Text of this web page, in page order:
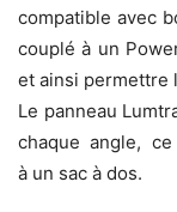
compatible avec
couplé à un
et ainsi permettre
Le panneau
chaque angle,
à un sac à dos.